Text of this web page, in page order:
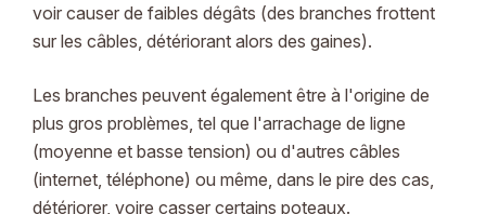
voir causer de faibles dégâts (des branches frottent
sur les câbles, détériorant alors des gaines).
Les branches peuvent également être à l'origine de
plus gros problèmes, tel que l'arrachage de ligne
(moyenne et basse tension) ou d'autres câbles
(internet, téléphone) ou même, dans le pire des cas,
détériorer, voire casser certains poteaux.